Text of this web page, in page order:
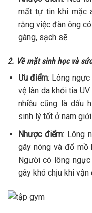
mất tự tin khi mặc
rằng việc đàn ông
gàng, sạch sẽ.
2. Về mặt sinh học và
Ưu điểm: Lông
vệ làn da khỏi tia
nhiều cũng là dấu
sinh lý tốt ở nam giới.
Nhược điểm: Lông
gây nóng và đổ mồ
Người có lông
gây khó chịu khi